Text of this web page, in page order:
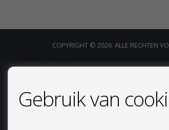
COPYRIGHT © 2026. ALLE RECHTEN
Gebruik van